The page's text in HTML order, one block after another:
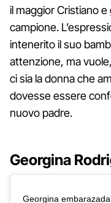
il maggior Cristiano e
campione.
intenerito il suo
attenzione, ma
ci sia la donna che
dovesse essere
nuovo padre.
Georgina
Georgina